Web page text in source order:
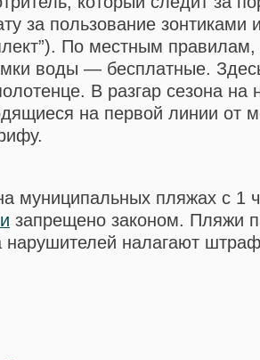
за пользование зонтиками
По местным
воды — бесплатные.
В разгар сезона на
на первой линии от
муниципальных пляжах с 1
запрещено законом. Пляжи
нарушителей налагают